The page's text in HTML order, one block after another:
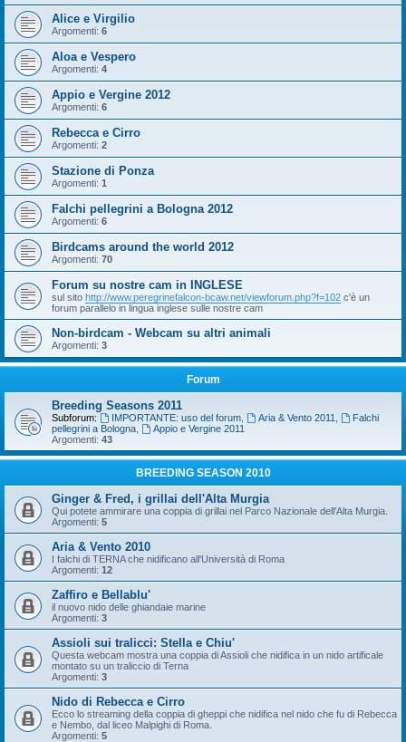
Alice e Virgilio
Argomenti: 6
Aloa e Vespero
Argomenti: 4
Appio e Vergine 2012
Argomenti: 6
Rebecca e Cirro
Argomenti: 2
Stazione di Ponza
Argomenti: 1
Falchi pellegrini a Bologna 2012
Argomenti: 6
Birdcams around the world 2012
Argomenti: 70
Forum su nostre cam in INGLESE
sul sito http://www.peregrinefalcon-bcaw.net/viewforum.php?f=102 c'è un
forum parallelo in lingua inglese sulle nostre cam
Non-birdcam - Webcam su altri animali
Argomenti: 3
Forum
Breeding Seasons 2011
Subforum: IMPORTANTE: uso del forum, Aria & Vento 2011
Falchi
pellegrini a Bologna
Appio e Vergine 2011
Argomenti: 43
BREEDING SEASON 2010
Ginger & Fred, i grillai dell'Alta Murgia
Qui potete ammirare una coppia di grillai nel Parco Nazionale dell'Alta Murgia.
Argomenti: 5
Aria & Vento 2010
I falchi di TERNA che nidificano all'Università di Roma
Argomenti: 12
Zaffiro e Bellablu'
il nuovo nido delle ghiandaie marine
Argomenti: 3
Assioli sui tralicci: Stella e Chiu'
Questa webcam mostra una coppia di Assioli che nidifica in un nido artificale
montato su un traliccio di Terna
Argomenti: 3
Nido di Rebecca e Cirro
Ecco lo streaming della coppia di gheppi che nidifica nel nido che fu di Rebecca
e Nembo, dal liceo Malpighi di Roma.
Argomenti: 5